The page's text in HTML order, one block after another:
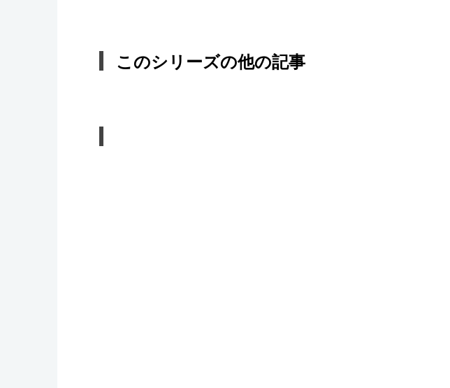
このシリーズの他の記事